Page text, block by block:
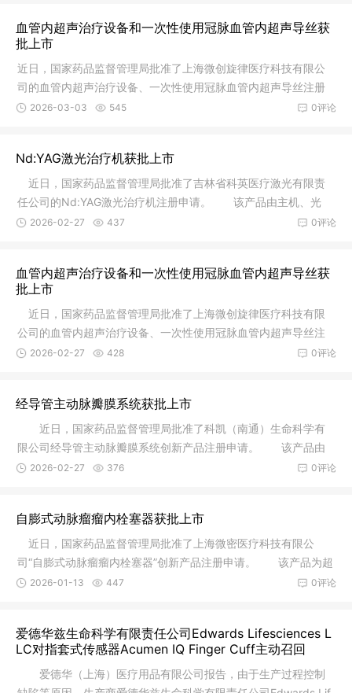
血管内超声治疗设备和一次性使用冠脉血管内超声导丝获
批上市
近日，国家药品监督管理局批准了上海微创旋律医疗科技有限公
司的血管内超声治疗设备、一次性使用冠脉血管内超声导丝注册
申请。
0评论
2026-03-03 545
Nd:YAG激光治疗机获批上市
近日，国家药品监督管理局批准了吉林省科英医疗激光有限责
任公司的Nd:YAG激光治疗机注册申请。 该产品由主机、光
纤、脚踏开
0评论
2026-02-27 437
血管内超声治疗设备和一次性使用冠脉血管内超声导丝获
批上市
近日，国家药品监督管理局批准了上海微创旋律医疗科技有限
公司的血管内超声治疗设备、一次性使用冠脉血管内超声导丝注
册申请。
0评论
2026-02-27 428
经导管主动脉瓣膜系统获批上市
近日，国家药品监督管理局批准了科凯（南通）生命科学有
限公司经导管主动脉瓣膜系统创新产品注册申请。 该产品由
主动脉瓣
0评论
2026-02-27 376
自膨式动脉瘤瘤内栓塞器获批上市
近日，国家药品监督管理局批准了上海微密医疗科技有限公
司“自膨式动脉瘤瘤内栓塞器”创新产品注册申请。 该产品为超
细镍钛
0评论
2026-01-13 447
爱德华兹生命科学有限责任公司Edwards Lifesciences L
LC对指套式传感器Acumen IQ Finger Cuff主动召回
爱德华（上海）医疗用品有限公司报告，由于生产过程控制